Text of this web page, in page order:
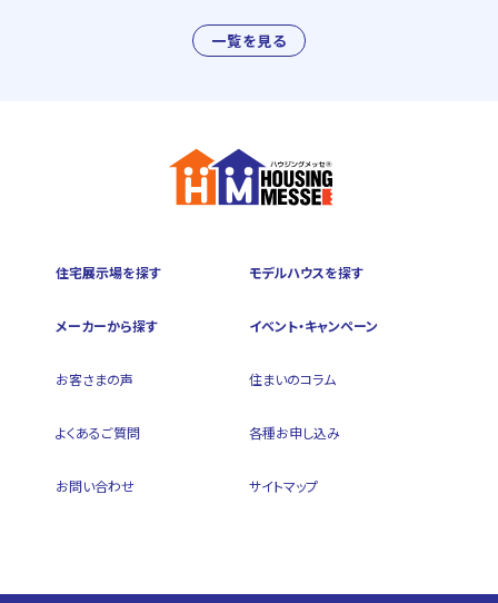
一覧を見る
住宅展示場を探す モデルハウスを探す
メーカーから探す イベント・キャンペーン
お客さまの声 住まいのコラム
よくあるご質問 各種お申し込み
お問い合わせ サイトマップ